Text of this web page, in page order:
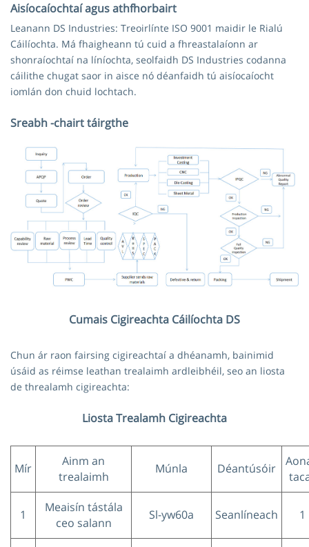
Aisíocaíochtaí agus athfhorbairt
Leanann DS Industries: Treoirlínte ISO 9001 maidir le Rialú
Cáilíochta. Má fhaigheann tú cuid a fhreastalaíonn ar
shonraíochtaí na líníochta, seolfaidh DS Industries codanna
cáilithe chugat saor in aisce nó déanfaidh tú aisíocaíocht
iomlán don chuid lochtach.
Sreabh -chairt táirgthe
Cumais Cigireachta Cáilíochta DS
Chun ár raon fairsing cigireachtaí a dhéanamh, bainimid
úsáid as réimse leathan trealaimh ardleibhéil, seo an liosta
de threalamh cigireachta:
Liosta Trealamh Cigireachta
Mír
Ainm an
trealaimh
Múnla Déantúsóir
1
Meaisín tástála
ceo salann
Sl-yw60a Seanlíneach 1